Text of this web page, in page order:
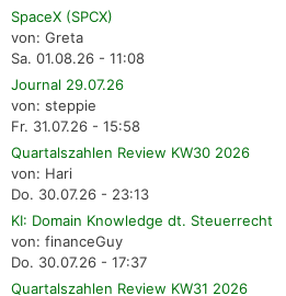
SpaceX (SPCX)
von: Greta
Sa. 01.08.26 - 11:08
Journal 29.07.26
von: steppie
Fr. 31.07.26 - 15:58
Quartalszahlen Review KW30 2026
von: Hari
Do. 30.07.26 - 23:13
KI: Domain Knowledge dt. Steuerrecht
von: financeGuy
Do. 30.07.26 - 17:37
Quartalszahlen Review KW31 2026